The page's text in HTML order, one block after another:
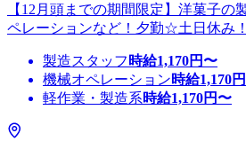
【12月頭までの期間限定】洋菓子の
ペレーションなど！夕勤☆土日休み！
製造スタッフ 時給1,170円〜
機械オペレーション時給1,170
軽作業・製造系時給1,170円〜